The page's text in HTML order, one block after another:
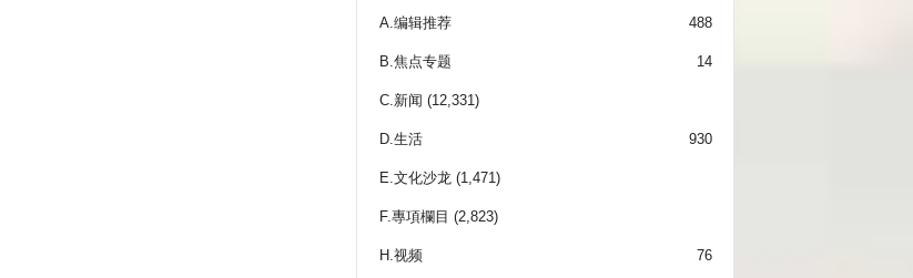
A.编辑推荐 488
B.焦点专题 14
C.新闻 (12,331)
D.生活 930
E.文化沙龙 (1,471)
F.專項欄目 (2,823)
H.视频 76